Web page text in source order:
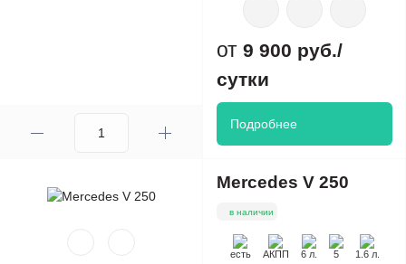
9 900 руб./
сутки
Подробнее
Mercedes V 250
в наличии
есть АКПП 6 л. 5 1.6 л.